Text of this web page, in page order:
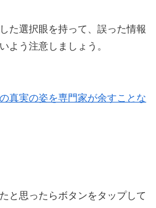
た選択眼を持って、誤った情報
よう注意しましょう。
真実の姿を専門家が余すことな
と思ったらボタンをタップして